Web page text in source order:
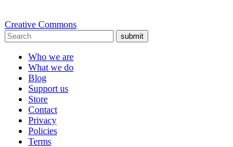
Creative Commons
submit
Who we are
What we do
Blog
Support us
Store
Contact
Privacy
Policies
Terms